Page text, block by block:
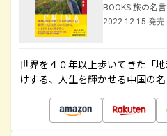
BOOKS 旅の名
2022.12.15 発売
世界を４０年以上歩いてきた「
けする、人生を輝かせる中国の